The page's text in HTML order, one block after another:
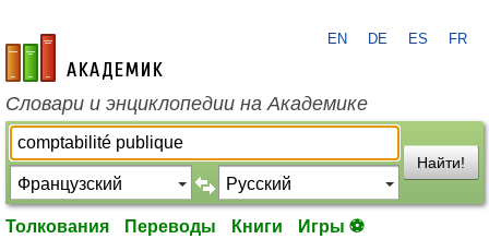
academic.ru
EN DE ES FR
Словари и энциклопедии на Академике
Найти!
Толкования Переводы Книги Игры ⚽